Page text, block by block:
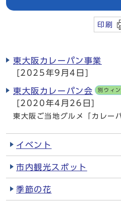
印刷
東大阪カレーパン事業
[2025年9月4日]
東大阪カレーパン会 別ウィ
[2020年4月26日]
東大阪ご当地グルメ「カレー
イベント
市内観光スポット
季節の花